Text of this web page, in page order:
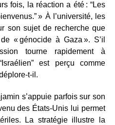
fois, la réaction a été : “Les
» À l’université, les
son sujet de recherche que
« génocide à Gaza ». S’il
tourne rapidement à
est perçu comme
s’appuie parfois sur son
des États‑Unis lui permet
La stratégie illustre la